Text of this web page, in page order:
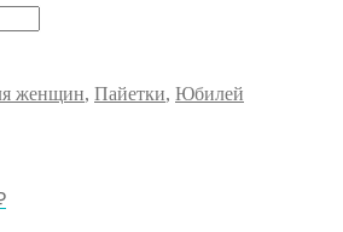
женщин, Пайетки, Юбилей